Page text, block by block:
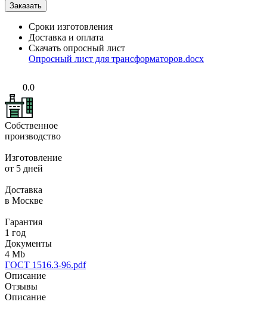
Сроки изготовления
Доставка и оплата
Скачать опросный лист
Опросный лист для трансформаторов.docx
0.0
Собственное
производство
Изготовление
от 5 дней
Доставка
в Москве
Гарантия
1 год
Документы
4 Mb
ГОСТ 1516.3-96.pdf
Описание
Отзывы
Описание